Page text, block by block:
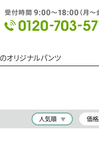
オリジナルパンツ
人気順 価